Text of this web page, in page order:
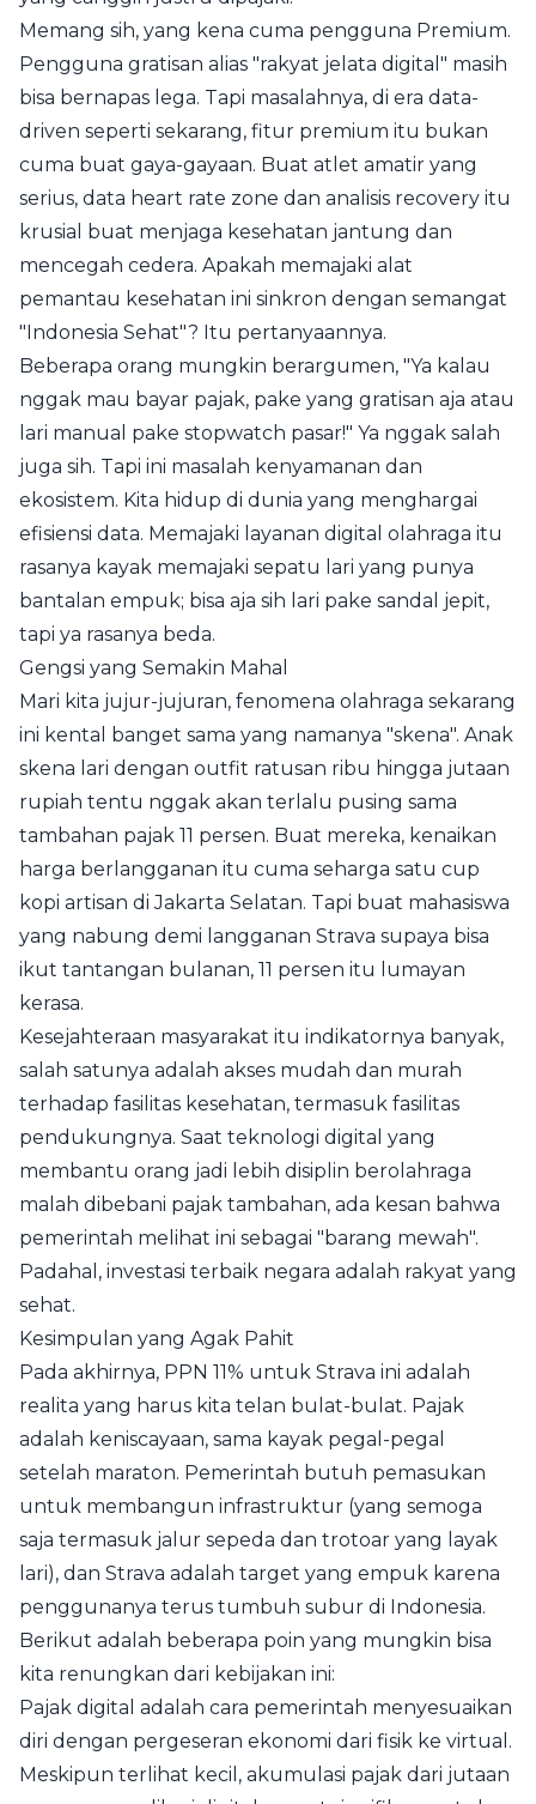
Memang sih, yang kena cuma pengguna Premium.
Pengguna gratisan alias "rakyat jelata digital" masih
bisa bernapas lega. Tapi masalahnya, di era data-
driven seperti sekarang, fitur premium itu bukan
cuma buat gaya-gayaan. Buat atlet amatir yang
serius, data heart rate zone dan analisis recovery itu
krusial buat menjaga kesehatan jantung dan
mencegah cedera. Apakah memajaki alat
pemantau kesehatan ini sinkron dengan semangat
"Indonesia Sehat"? Itu pertanyaannya.
Beberapa orang mungkin berargumen, "Ya kalau
nggak mau bayar pajak, pake yang gratisan aja atau
lari manual pake stopwatch pasar!" Ya nggak salah
juga sih. Tapi ini masalah kenyamanan dan
ekosistem. Kita hidup di dunia yang menghargai
efisiensi data. Memajaki layanan digital olahraga itu
rasanya kayak memajaki sepatu lari yang punya
bantalan empuk; bisa aja sih lari pake sandal jepit,
tapi ya rasanya beda.
Gengsi yang Semakin Mahal
Mari kita jujur-jujuran, fenomena olahraga sekarang
ini kental banget sama yang namanya "skena". Anak
skena lari dengan outfit ratusan ribu hingga jutaan
rupiah tentu nggak akan terlalu pusing sama
tambahan pajak 11 persen. Buat mereka, kenaikan
harga berlangganan itu cuma seharga satu cup
kopi artisan di Jakarta Selatan. Tapi buat mahasiswa
yang nabung demi langganan Strava supaya bisa
ikut tantangan bulanan, 11 persen itu lumayan
kerasa.
Kesejahteraan masyarakat itu indikatornya banyak,
salah satunya adalah akses mudah dan murah
terhadap fasilitas kesehatan, termasuk fasilitas
pendukungnya. Saat teknologi digital yang
membantu orang jadi lebih disiplin berolahraga
malah dibebani pajak tambahan, ada kesan bahwa
pemerintah melihat ini sebagai "barang mewah".
Padahal, investasi terbaik negara adalah rakyat yang
sehat.
Kesimpulan yang Agak Pahit
Pada akhirnya, PPN 11% untuk Strava ini adalah
realita yang harus kita telan bulat-bulat. Pajak
adalah keniscayaan, sama kayak pegal-pegal
setelah maraton. Pemerintah butuh pemasukan
untuk membangun infrastruktur (yang semoga
saja termasuk jalur sepeda dan trotoar yang layak
lari), dan Strava adalah target yang empuk karena
penggunanya terus tumbuh subur di Indonesia.
Berikut adalah beberapa poin yang mungkin bisa
kita renungkan dari kebijakan ini:
Pajak digital adalah cara pemerintah menyesuaikan
diri dengan pergeseran ekonomi dari fisik ke virtual.
Meskipun terlihat kecil, akumulasi pajak dari jutaan